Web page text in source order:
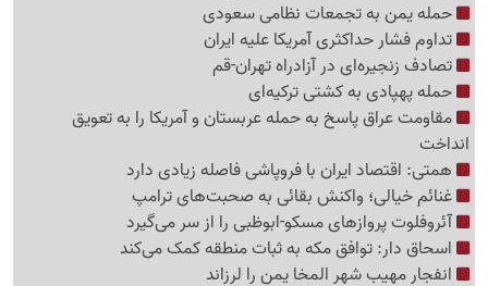
حمله یمن به تجمعات نظامی سعودی
تداوم فشار حداکثری آمریکا علیه ایران
تصادف زنجیره‌ای در آزادراه تهران-قم
حمله پهپادی به کشتی ترکیه‌ای
مقاومت عراق پاسخ به حمله عربستان و آمریکا را به تعویق
انداخت
همتی: اقتصاد ایران با فروپاشی فاصله زیادی دارد
غنائم خیالی؛ واکنش بقائی به صحبت‌های ترامپ
آئروفلوت پروازهای مسکو-ابوظبی را از سر می‌گیرد
اسحاق دار: توافق مکه به ثبات منطقه کمک می‌کند
انفجار مهیب شهر المخا یمن را لرزاند